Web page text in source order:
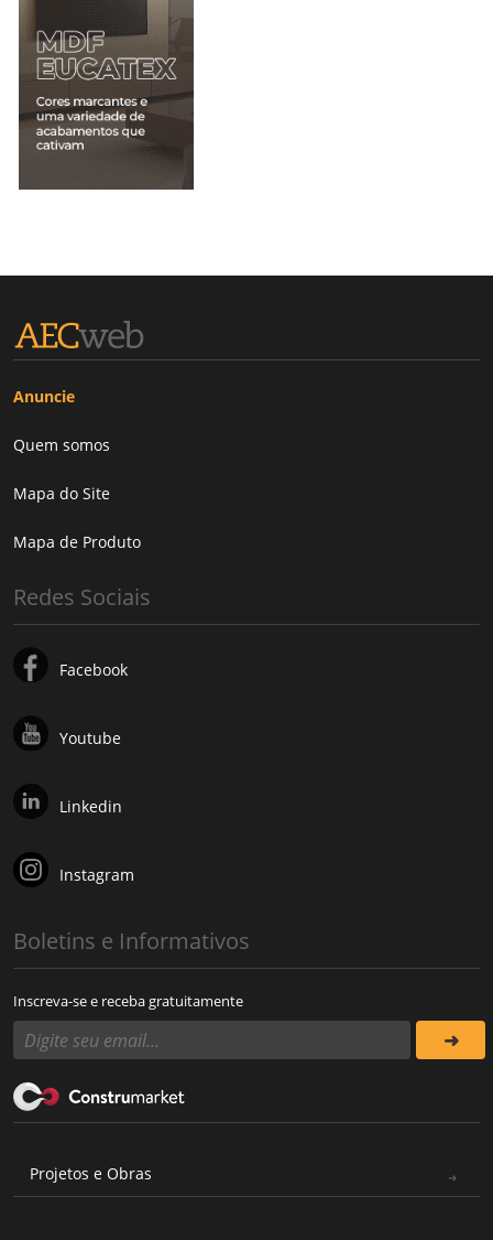
Anuncie
Quem somos
Mapa do Site
Mapa de Produto
Redes Sociais
Facebook
Youtube
Linkedin
Instagram
Boletins e Informativos
Inscreva-se e receba gratuitamente
Projetos e Obras